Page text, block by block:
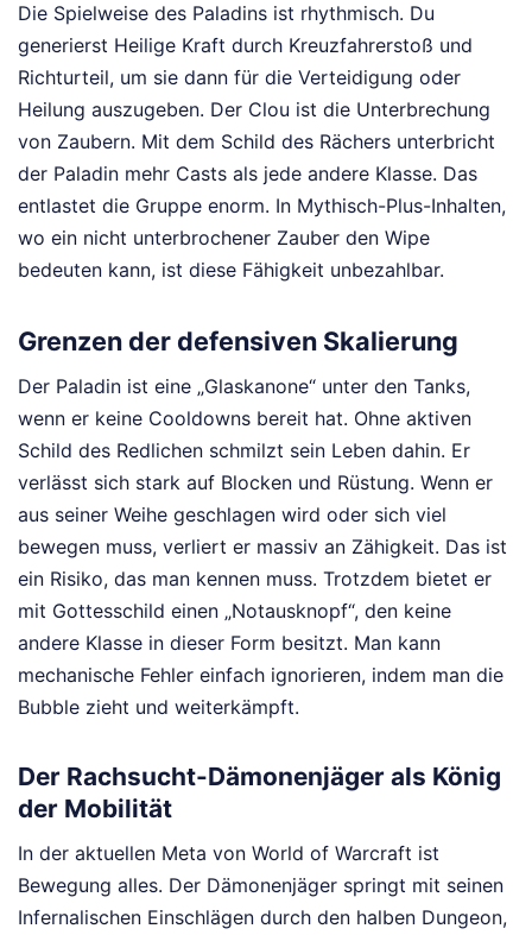
Die Spielweise des Paladins ist rhythmisch. Du
generierst Heilige Kraft durch Kreuzfahrerstoß und
Richturteil, um sie dann für die Verteidigung oder
Heilung auszugeben. Der Clou ist die Unterbrechung
von Zaubern. Mit dem Schild des Rächers unterbricht
der Paladin mehr Casts als jede andere Klasse. Das
entlastet die Gruppe enorm. In Mythisch-Plus-Inhalten,
wo ein nicht unterbrochener Zauber den Wipe
bedeuten kann, ist diese Fähigkeit unbezahlbar.
Grenzen der defensiven Skalierung
Der Paladin ist eine „Glaskanone“ unter den Tanks,
wenn er keine Cooldowns bereit hat. Ohne aktiven
Schild des Redlichen schmilzt sein Leben dahin. Er
verlässt sich stark auf Blocken und Rüstung. Wenn er
aus seiner Weihe geschlagen wird oder sich viel
bewegen muss, verliert er massiv an Zähigkeit. Das ist
ein Risiko, das man kennen muss. Trotzdem bietet er
mit Gottesschild einen „Notausknopf“, den keine
andere Klasse in dieser Form besitzt. Man kann
mechanische Fehler einfach ignorieren, indem man die
Bubble zieht und weiterkämpft.
Der Rachsucht-Dämonenjäger als König
der Mobilität
In der aktuellen Meta von World of Warcraft ist
Bewegung alles. Der Dämonenjäger springt mit seinen
Infernalischen Einschlägen durch den halben Dungeon,